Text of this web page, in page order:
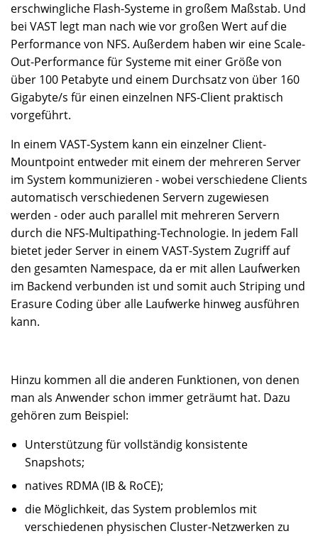
erschwingliche Flash-Systeme in großem Maßstab. Und
bei VAST legt man nach wie vor großen Wert auf die
Performance von NFS. Außerdem haben wir eine Scale-
Out-Performance für Systeme mit einer Größe von
über 100 Petabyte und einem Durchsatz von über 160
Gigabyte/s für einen einzelnen NFS-Client praktisch
vorgeführt.
In einem VAST-System kann ein einzelner Client-
Mountpoint entweder mit einem der mehreren Server
im System kommunizieren - wobei verschiedene Clients
automatisch verschiedenen Servern zugewiesen
werden - oder auch parallel mit mehreren Servern
durch die NFS-Multipathing-Technologie. In jedem Fall
bietet jeder Server in einem VAST-System Zugriff auf
den gesamten Namespace, da er mit allen Laufwerken
im Backend verbunden ist und somit auch Striping und
Erasure Coding über alle Laufwerke hinweg ausführen
kann.
Hinzu kommen all die anderen Funktionen, von denen
man als Anwender schon immer geträumt hat. Dazu
gehören zum Beispiel:
Unterstützung für vollständig konsistente
Snapshots;
natives RDMA (IB & RoCE);
die Möglichkeit, das System problemlos mit
verschiedenen physischen Cluster-Netzwerken zu